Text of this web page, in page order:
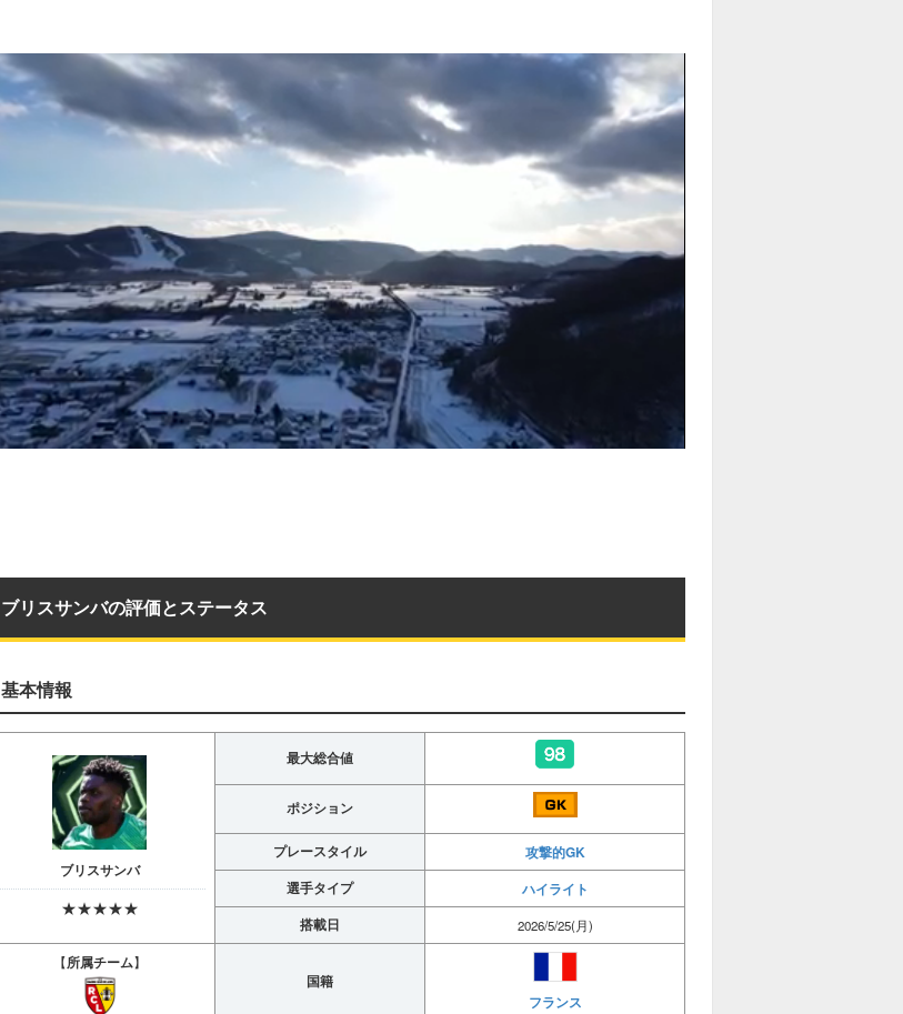
ブリスサンバの評価とステータス
基本情報
ブリスサンバ
★★★★★
最大総合値
ポジション
プレースタイル 攻撃的GK
選手タイプ ハイライト
搭載日 2026/5/25(月)
【所属チーム】
国籍
フランス